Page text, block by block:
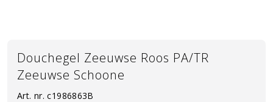
Douchegel Zeeuwse Roos PA/TR
Zeeuwse Schoone
Art. nr. c1986863B